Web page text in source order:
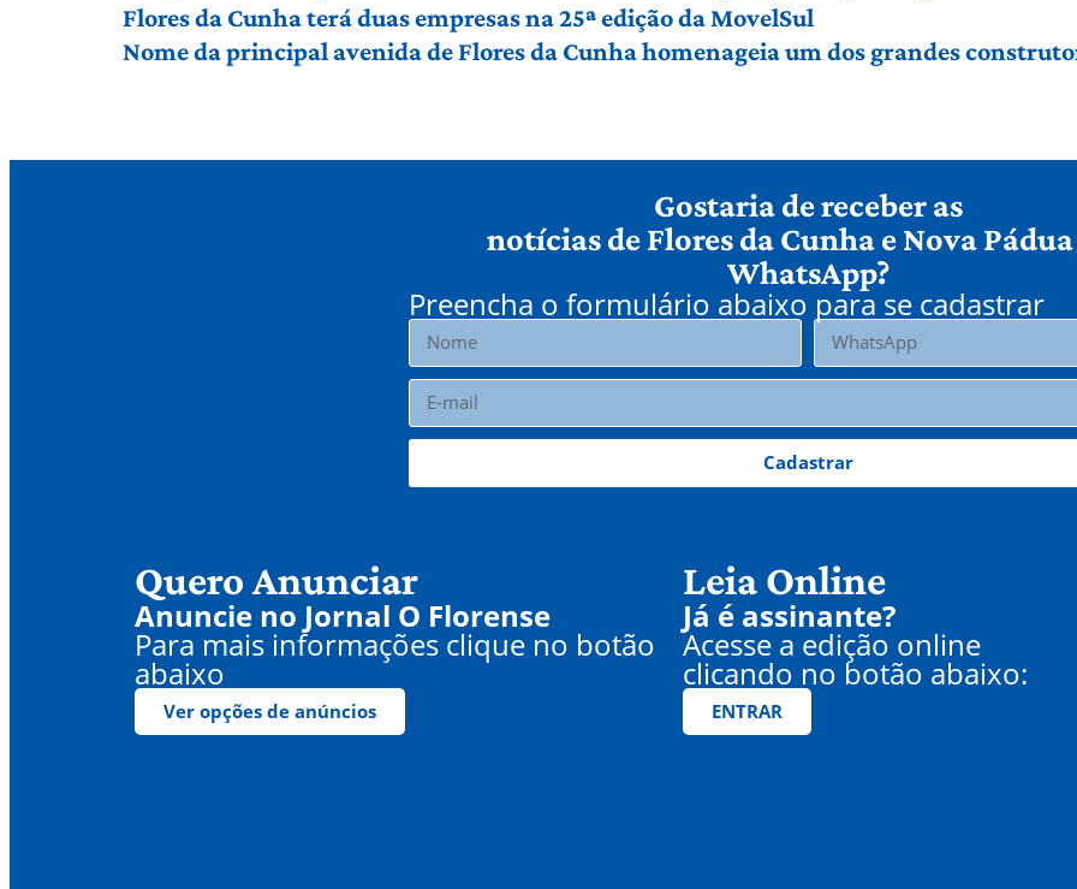
Flores da Cunha terá duas empresas na 25ª edição da MovelSul
Nome da principal avenida de Flores da Cunha homenageia um dos grandes
Gostaria de receber as
notícias de Flores da Cunha e Nova
WhatsApp?
Preencha o formulário abaixo para se cadastrar
Cadastrar
Quero Anunciar
Anuncie no Jornal O Florense
Para mais informações clique no botão
abaixo
Ver opções de anúncios
Leia Online
Já é assinante?
Acesse a edição online
clicando no botão abaixo:
ENTRAR